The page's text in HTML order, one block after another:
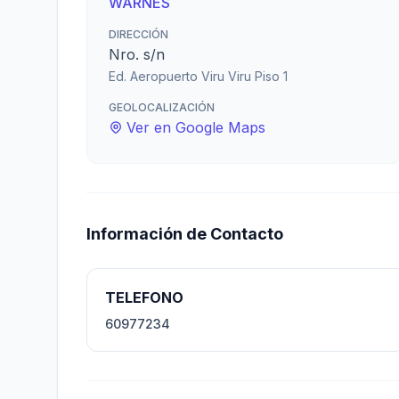
DIRECCIÓN
Nro. s/n
Ed. Aeropuerto Viru Viru Piso 1
GEOLOCALIZACIÓN
Ver en Google Maps
Información de Contacto
TELEFONO
60977234